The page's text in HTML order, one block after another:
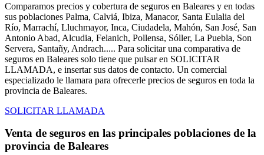
Comparamos precios y cobertura de seguros en Baleares y en todas
sus poblaciones Palma, Calviá, Ibiza, Manacor, Santa Eulalia del
Río, Marrachí, Lluchmayor, Inca, Ciudadela, Mahón, San José, San
Antonio Abad, Alcudia, Felanich, Pollensa, Sóller, La Puebla, Son
Servera, Santañy, Andrach..... Para solicitar una comparativa de
seguros en Baleares solo tiene que pulsar en SOLICITAR
LLAMADA, e insertar sus datos de contacto. Un comercial
especializado le llamara para ofrecerle precios de seguros en toda la
provincia de Baleares.
SOLICITAR LLAMADA
Venta de seguros en las principales poblaciones de la
provincia de Baleares